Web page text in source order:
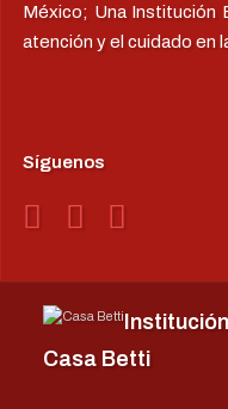
México; Una Institución
atención y el cuidado en
Síguenos
Casa Betti